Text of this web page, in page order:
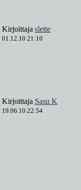
Kirjoittaja slette
01.12.10 21:10
Kirjoittaja Sasu K
19.06.10 22:54